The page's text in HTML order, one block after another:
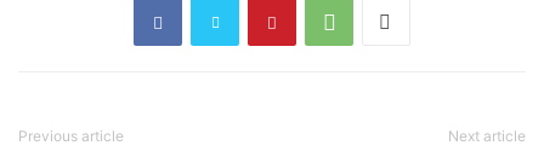
Previous article Next article